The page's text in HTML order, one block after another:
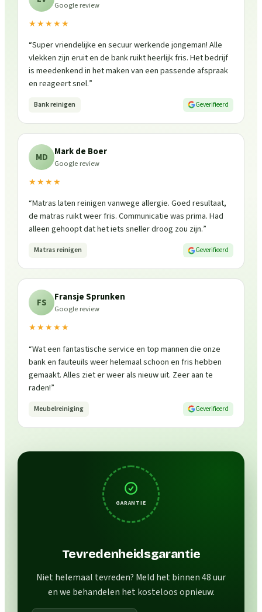
Google review
★★★★★
“Super vriendelijke en secuur werkende jongeman! Alle
vlekken zijn eruit en de bank ruikt heerlijk fris. Het bedrijf
is meedenkend in het maken van een passende afspraak
en reageert snel.”
Bank reinigen Geverifieerd
MD Mark de Boer
Google review
★★★★
“Matras laten reinigen vanwege allergie. Goed resultaat,
de matras ruikt weer fris. Communicatie was prima. Had
alleen gehoopt dat het iets sneller droog zou zijn.”
Matras reinigen Geverifieerd
FS Fransje Sprunken
Google review
★★★★★
“Wat een fantastische service en top mannen die onze
bank en fauteuils weer helemaal schoon en fris hebben
gemaakt. Alles ziet er weer als nieuw uit. Zeer aan te
raden!”
Meubelreiniging Geverifieerd
GARANTIE
Tevredenheidsgarantie
Niet helemaal tevreden? Meld het binnen 48 uur
en we behandelen het kosteloos opnieuw.